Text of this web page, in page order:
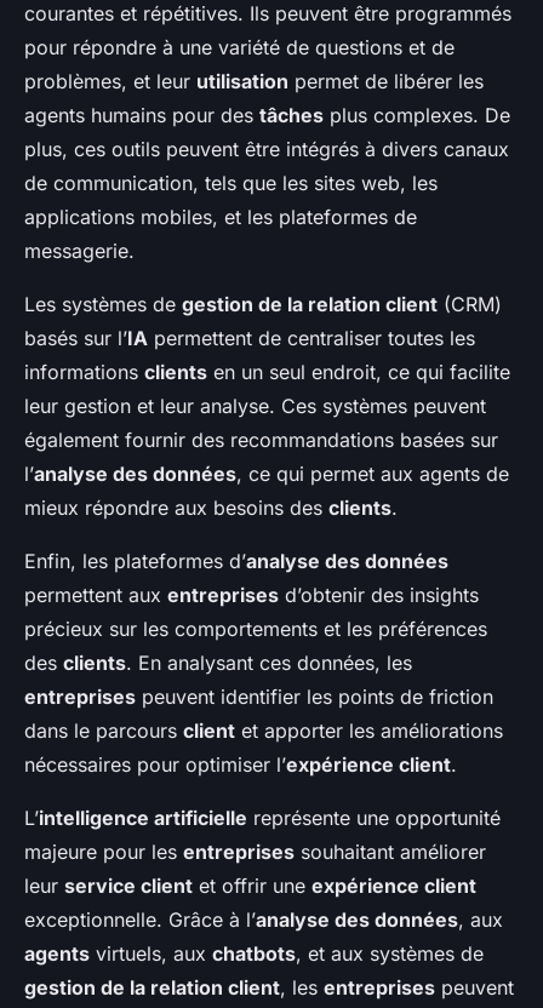
courantes et répétitives. Ils peuvent être programmés
pour répondre à une variété de questions et de
problèmes, et leur utilisation permet de libérer les
agents humains pour des tâches plus complexes. De
plus, ces outils peuvent être intégrés à divers canaux
de communication, tels que les sites web, les
applications mobiles, et les plateformes de
messagerie.
Les systèmes de gestion de la relation client (CRM)
basés sur l’IA permettent de centraliser toutes les
informations clients en un seul endroit, ce qui facilite
leur gestion et leur analyse. Ces systèmes peuvent
également fournir des recommandations basées sur
l’analyse des données, ce qui permet aux agents de
mieux répondre aux besoins des clients.
Enfin, les plateformes d’analyse des données
permettent aux entreprises d’obtenir des insights
précieux sur les comportements et les préférences
des clients. En analysant ces données, les
entreprises peuvent identifier les points de friction
dans le parcours client et apporter les améliorations
nécessaires pour optimiser l’expérience client.
L’intelligence artificielle représente une opportunité
majeure pour les entreprises souhaitant améliorer
leur service client et offrir une expérience client
exceptionnelle. Grâce à l’analyse des données, aux
agents virtuels, aux chatbots, et aux systèmes de
gestion de la relation client, les entreprises peuvent